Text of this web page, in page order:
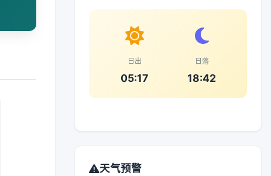
日出
05:17
日落
18:42
天气预警